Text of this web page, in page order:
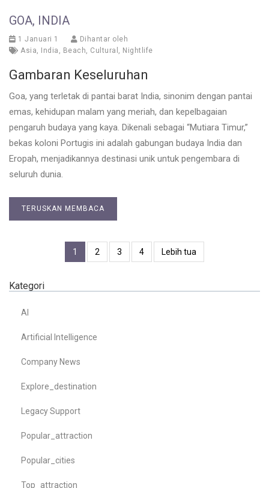
GOA, INDIA
1 Januari 1
Dihantar oleh
Asia
India Beach Cultural Nightlife
Gambaran Keseluruhan
Goa, yang terletak di pantai barat India, sinonim dengan pantai
emas, kehidupan malam yang meriah, dan kepelbagaian
pengaruh budaya yang kaya. Dikenali sebagai “Mutiara Timur,”
bekas koloni Portugis ini adalah gabungan budaya India dan
Eropah, menjadikannya destinasi unik untuk pengembara di
seluruh dunia.
TERUSKAN MEMBACA
1 2 3 4 Lebih tua
Kategori
AI
Artificial Intelligence
Company News
Explore_destination
Legacy Support
Popular_attraction
Popular_cities
Top_attraction